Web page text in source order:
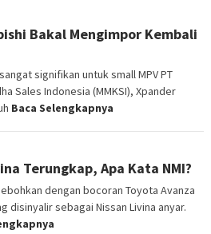
Bakal Mengimpor Kembali
signifikan untuk small MPV PT
Sales Indonesia (MMKSI), Xpander
Baca Selengkapnya
Terungkap, Apa Kata NMI?
dengan bocoran Toyota Avanza
disinyalir sebagai Nissan Livina anyar.